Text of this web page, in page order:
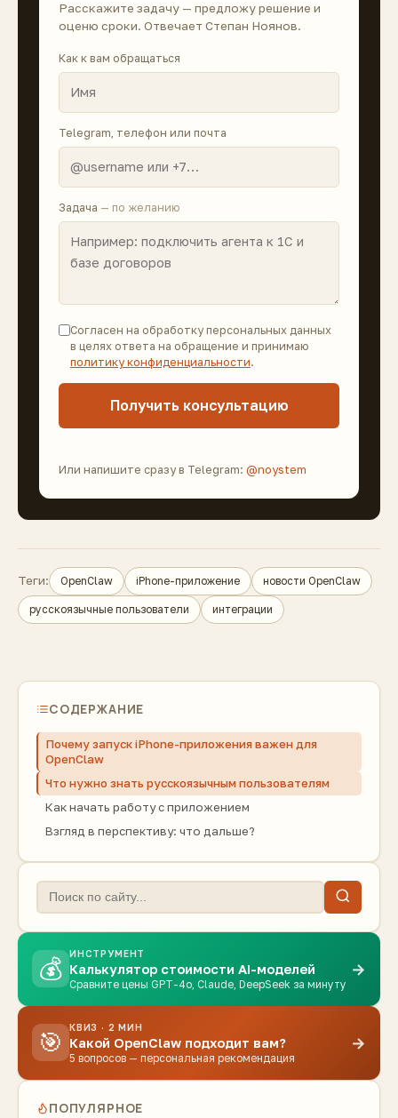
Расскажите задачу — предложу решение и
оценю сроки. Отвечает Степан Ноянов.
Как к вам обращаться
Telegram, телефон или почта
Задача — по желанию
Согласен на обработку персональных данных
в целях ответа на обращение и принимаю
политику конфиденциальности.
Получить консультацию
Или напишите сразу в Telegram: @noystem
Теги: OpenClaw iPhone-приложение новости OpenClaw
русскоязычные пользователи интеграции
СОДЕРЖАНИЕ
Почему запуск iPhone-приложения важен для
OpenClaw
Что нужно знать русскоязычным пользователям
Как начать работу с приложением
Взгляд в перспективу: что дальше?
💰
ИНСТРУМЕНТ
Калькулятор стоимости AI-моделей
Сравните цены GPT-4o, Claude, DeepSeek за минуту
→
🎯
КВИЗ · 2 МИН
Какой OpenClaw подходит вам?
5 вопросов — персональная рекомендация
→
ПОПУЛЯРНОЕ